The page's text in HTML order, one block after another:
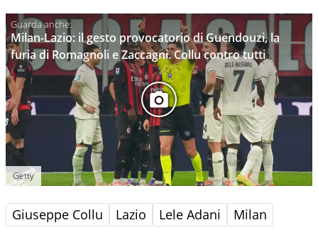
Milan-Lazio: il gesto provocatorio di Guendouzi, la
furia di Romagnoli e Zaccagni. Collu contro tutti
Getty
Giuseppe Collu Lazio Lele Adani Milan